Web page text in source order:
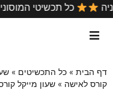
קניה כל תכשיטי
דף הבית » כל התכשיטים »
קורס לאישה » שעון מייקל